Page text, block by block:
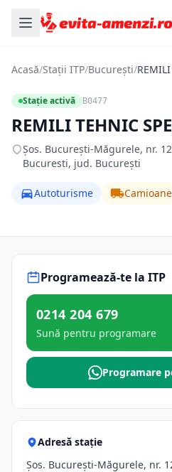
Acasă/Stații ITP/București/
Stație activă B0477
REMILI TEHNIC
Şos. Bucureşti-Măgurele, nr.
Bucuresti, jud. București
Autoturisme Camioane
Programează-te la ITP
0214 204 679
Sună pentru programare
Programare
Adresă stație
Şos. Bucureşti-Măgurele, nr.